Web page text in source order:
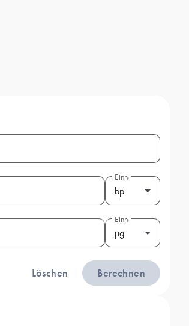
Einheit
bp
Einheit
μg
Berechnen
Löschen